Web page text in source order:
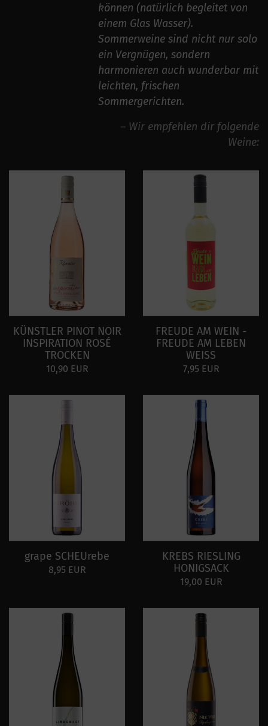
können (natürlich begleitet von
einem Glas Wasser).
Sommerweine sind nicht nur solo
ein Vergnügen, sondern
harmonieren auch wunderbar mit
leichten, frischen
Sommergerichten.
– Wir empfehlen dir folgende
Weine:
KÜNSTLER PINOT NOIR
INSPIRATION ROSÉ
TROCKEN
10,90 EUR
FREUDE AM WEIN -
FREUDE AM LEBEN
WEISS
7,95 EUR
grape SCHEUrebe
8,95 EUR
KREBS RIESLING
HONIGSACK
19,00 EUR